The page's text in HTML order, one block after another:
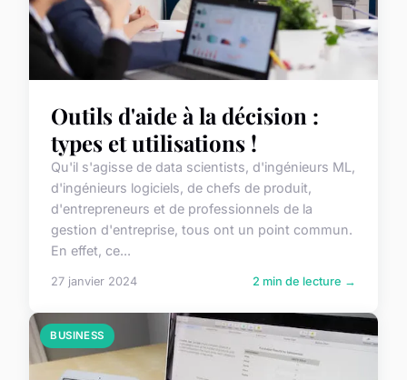
Outils d'aide à la décision :
types et utilisations !
Qu'il s'agisse de data scientists, d'ingénieurs ML,
d'ingénieurs logiciels, de chefs de produit,
d'entrepreneurs et de professionnels de la
gestion d'entreprise, tous ont un point commun.
En effet, ce...
27 janvier 2024 2 min de lecture →
BUSINESS